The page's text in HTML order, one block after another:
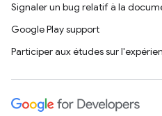
Signaler un bug relatif à la
Google Play support
Participer aux études sur